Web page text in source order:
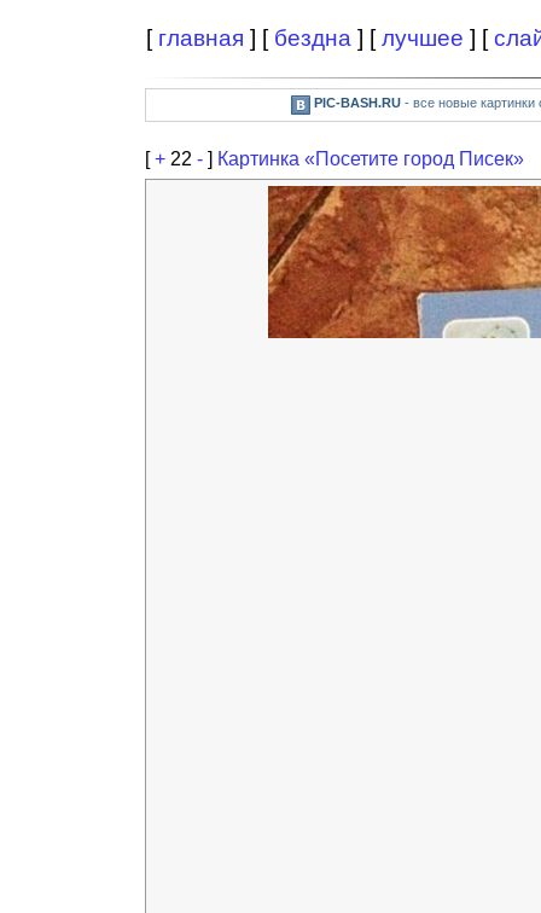
[ главная ] [ бездна ] [лучшее ] [
PIC-BASH.RU- все новые картинки
[+ 22 - ] Картинка «Посетите город Писек»